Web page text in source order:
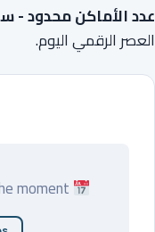
عدد الأماكن محدود -
العصر الرقمي اليوم.